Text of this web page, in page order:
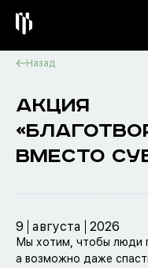
Назад
АКЦИЯ
ВМЕСТО
9 августа 2026
Мы хотим, чтобы люди
а возможно даже